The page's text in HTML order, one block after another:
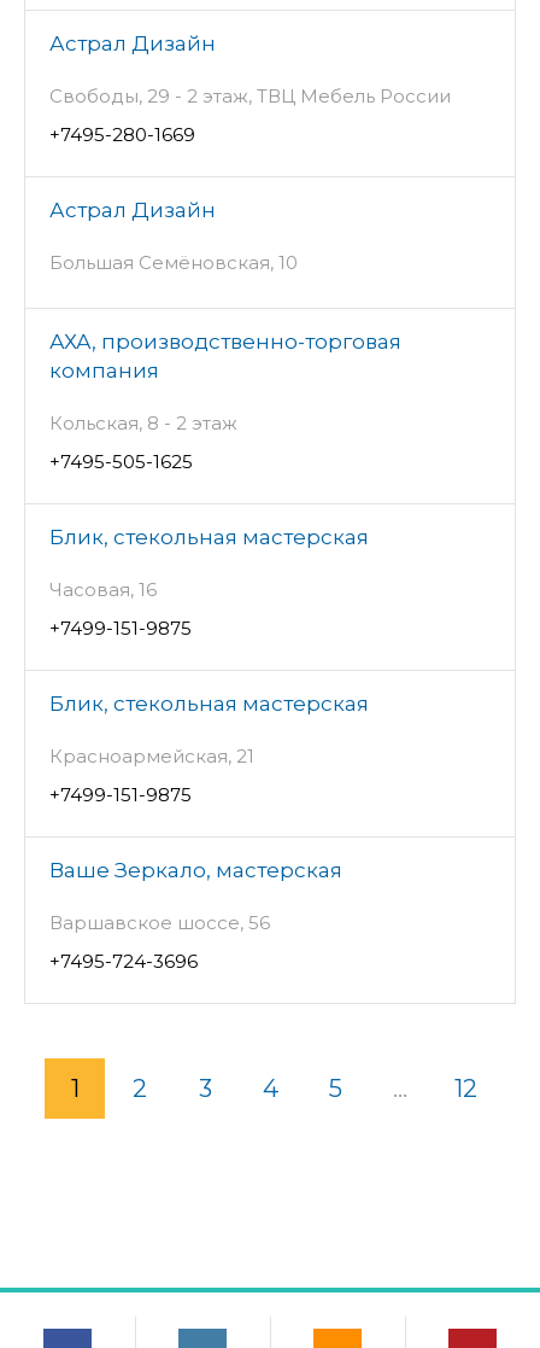
Астрал Дизайн
Свободы, 29 - 2 этаж, ТВЦ Мебель России
+7495-280-1669
Астрал Дизайн
Большая Семёновская, 10
АХА, производственно-торговая
компания
Кольская, 8 - 2 этаж
+7495-505-1625
Блик, стекольная мастерская
Часовая, 16
+7499-151-9875
Блик, стекольная мастерская
Красноармейская, 21
+7499-151-9875
Ваше Зеркало, мастерская
Варшавское шоссе, 56
+7495-724-3696
1 2 3 4 5 ... 12